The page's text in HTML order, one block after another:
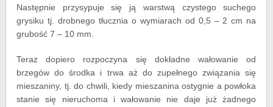
Następnie przysypuje się ją warstwą czystego suchego
grysiku tj. drobnego tłucznia o wymiarach od 0,5 – 2 cm na
grubość 7 – 10 mm.
Teraz dopiero rozpoczyna się dokładne wałowanie od
brzegów do środka i trwa aż do zupełnego związania się
mieszaniny, tj. do chwili, kiedy mieszanina ostygnie a powłoka
stanie się nieruchoma i wałowanie nie daje już żadnego